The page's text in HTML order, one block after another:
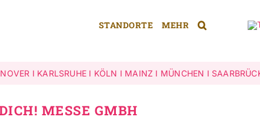
STANDORTE MEHR
I KARLSRUHE I KÖLN I MAINZ I MÜNCHEN I
MESSE GMBH